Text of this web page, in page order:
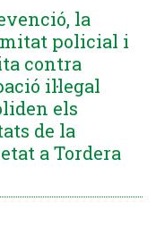
la
policial i
contra
il·legal
els
de la
a Tordera